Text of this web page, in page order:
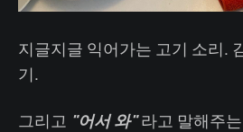
지글지글 익어가는 고기 소리.
기.
그리고 "어서 와"라고 말해주